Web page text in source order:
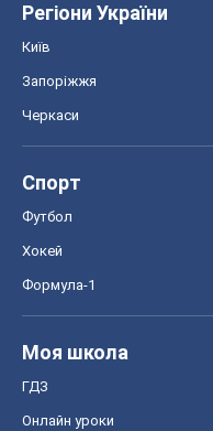
Регіони України
Київ
Запоріжжя
Черкаси
Спорт
Футбол
Хокей
Формула-1
Моя школа
ГДЗ
Онлайн уроки